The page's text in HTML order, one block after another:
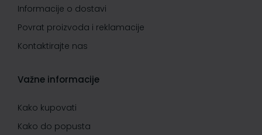
Informacije o dostavi
Povrat proizvoda i reklamacije
Kontaktirajte nas
Važne informacije
Kako kupovati
Kako do popusta